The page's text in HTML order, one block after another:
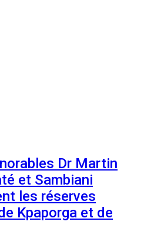
Dr Martin
et Sambiani
les réserves
Kpaporga et de